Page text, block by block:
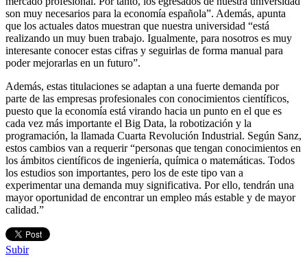
son muy necesarios para la economía española”. Además, apunta
que los actuales datos muestran que nuestra universidad “está
realizando un muy buen trabajo. Igualmente, para nosotros es muy
interesante conocer estas cifras y seguirlas de forma manual para
poder mejorarlas en un futuro”.
Además, estas titulaciones se adaptan a una fuerte demanda por
parte de las empresas profesionales con conocimientos científicos,
puesto que la economía está virando hacia un punto en el que es
cada vez más importante el Big Data, la robotización y la
programación, la llamada Cuarta Revolución Industrial. Según Sanz,
estos cambios van a requerir “personas que tengan conocimientos en
los ámbitos científicos de ingeniería, química o matemáticas. Todos
los estudios son importantes, pero los de este tipo van a
experimentar una demanda muy significativa. Por ello, tendrán una
mayor oportunidad de encontrar un empleo más estable y de mayor
calidad.”
Subir